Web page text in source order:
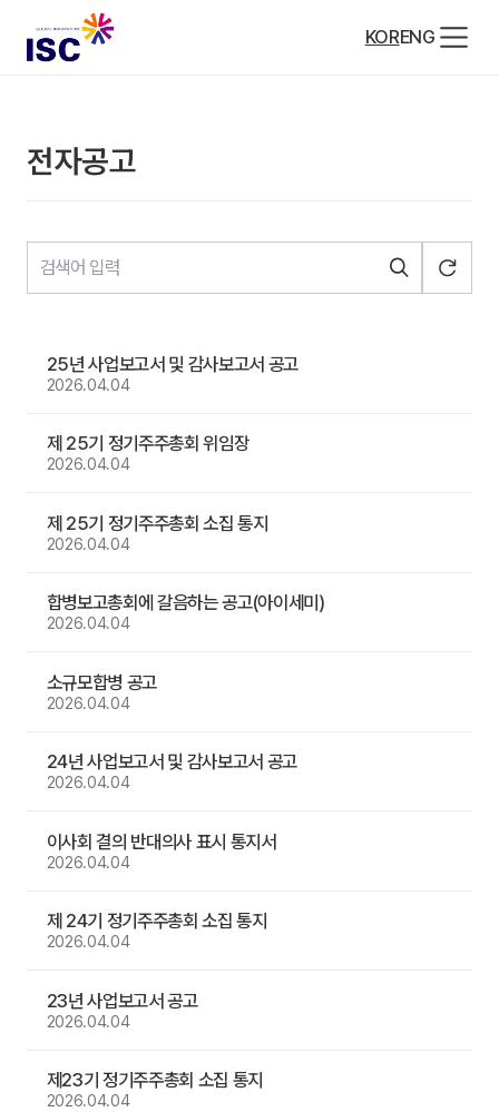
KORENG
전자공고
25년 사업보고서 및 감사보고서 공고
2026.04.04
제 25기 정기주주총회 위임장
2026.04.04
제 25기 정기주주총회 소집 통지
2026.04.04
합병보고총회에 갈음하는 공고(아이세미)
2026.04.04
소규모합병 공고
2026.04.04
24년 사업보고서 및 감사보고서 공고
2026.04.04
이사회 결의 반대의사 표시 통지서
2026.04.04
제 24기 정기주주총회 소집 통지
2026.04.04
23년 사업보고서 공고
2026.04.04
제23기 정기주주총회 소집 통지
2026.04.04